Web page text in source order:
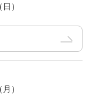
）
）